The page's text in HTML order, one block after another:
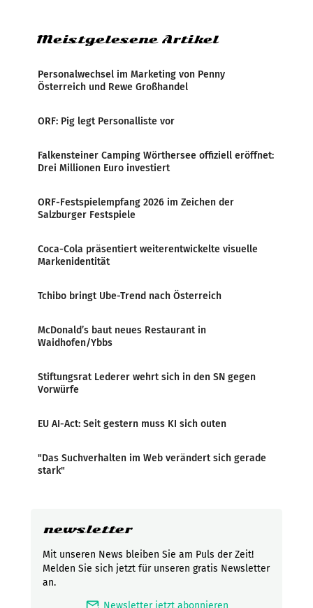
Meistgelesene Artikel
Personalwechsel im Marketing von Penny
Österreich und Rewe Großhandel
ORF: Pig legt Personalliste vor
Falkensteiner Camping Wörthersee offiziell eröffnet:
Drei Millionen Euro investiert
ORF-Festspielempfang 2026 im Zeichen der
Salzburger Festspiele
Coca-Cola präsentiert weiterentwickelte visuelle
Markenidentität
Tchibo bringt Ube-Trend nach Österreich
McDonald’s baut neues Restaurant in
Waidhofen/Ybbs
Stiftungsrat Lederer wehrt sich in den SN gegen
Vorwürfe
EU AI-Act: Seit gestern muss KI sich outen
"Das Suchverhalten im Web verändert sich gerade
stark"
newsletter
Mit unseren News bleiben Sie am Puls der Zeit!
Melden Sie sich jetzt für unseren gratis Newsletter
an.
Newsletter jetzt abonnieren